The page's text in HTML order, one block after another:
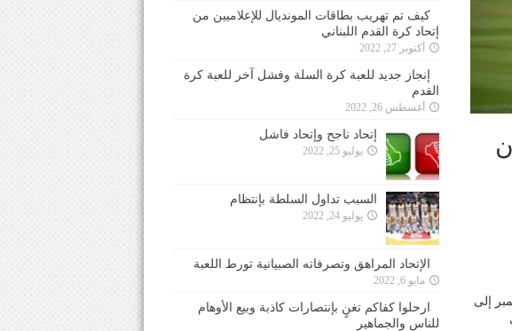
أرامكو في نادي ميشن هيلز خلال الفترة من الخميس 6 نوفمبر إلى
كيف تم تهريب بطاقات المونديال للإعلاميين من
إتحاد كرة القدم اللبناني
أكتوبر 27, 2022
إنجاز جديد للعبة كرة السلة وفشل آخر للعبة كرة
القدم
أغسطس 26, 2022
إتحاد ناجح وإتحاد فاشل
يوليو 25, 2022
السبب تداول السلطة بإنتظام
يوليو 24, 2022
الإتحاد المراهق وتصرفاته الصبيانية تورط اللعبة
مايو 6, 2022
ارحلوا كفاكم تغنٍ بإنتصارات كاذبة وبيع الأوهام
للناس والجماهير